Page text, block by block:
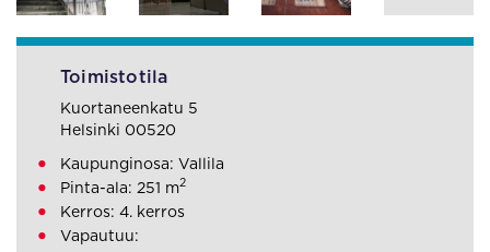
Toimistotila
Kuortaneenkatu 5
Helsinki 00520
Kaupunginosa: Vallila
Pinta-ala: 251 m2
Kerros: 4. kerros
Vapautuu: